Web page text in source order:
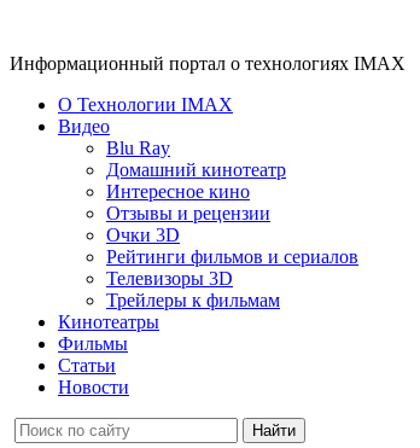
Информационный портал о технологиях IMAX
О Технологии IMAX
Видео
Blu Ray
Домашний кинотеатр
Интересное кино
Отзывы и рецензии
Очки 3D
Рейтинги фильмов и сериалов
Телевизоры 3D
Трейлеры к фильмам
Кинотеатры
Фильмы
Статьи
Новости